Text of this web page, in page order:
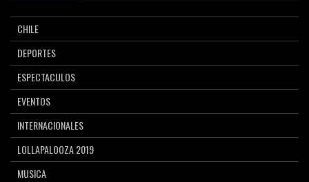
CHILE
DEPORTES
ESPECTACULOS
EVENTOS
INTERNACIONALES
LOLLAPALOOZA 2019
MUSICA